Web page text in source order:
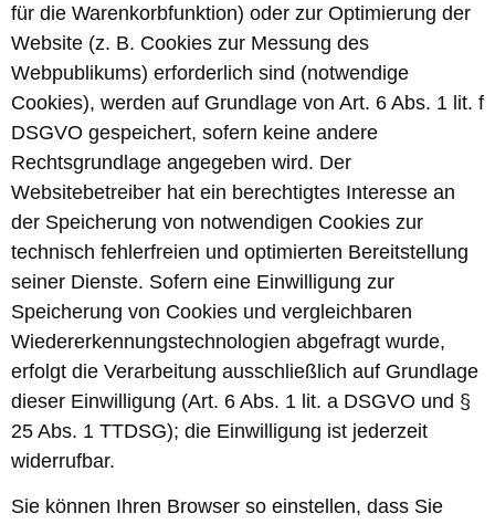
für die Warenkorbfunktion) oder zur Optimierung der
Website (z. B. Cookies zur Messung des
Webpublikums) erforderlich sind (notwendige
Cookies), werden auf Grundlage von Art. 6 Abs. 1 lit. f
DSGVO gespeichert, sofern keine andere
Rechtsgrundlage angegeben wird. Der
Websitebetreiber hat ein berechtigtes Interesse an
der Speicherung von notwendigen Cookies zur
technisch fehlerfreien und optimierten Bereitstellung
seiner Dienste. Sofern eine Einwilligung zur
Speicherung von Cookies und vergleichbaren
Wiedererkennungstechnologien abgefragt wurde,
erfolgt die Verarbeitung ausschließlich auf Grundlage
dieser Einwilligung (Art. 6 Abs. 1 lit. a DSGVO und §
25 Abs. 1 TTDSG); die Einwilligung ist jederzeit
widerrufbar.
Sie können Ihren Browser so einstellen, dass Sie